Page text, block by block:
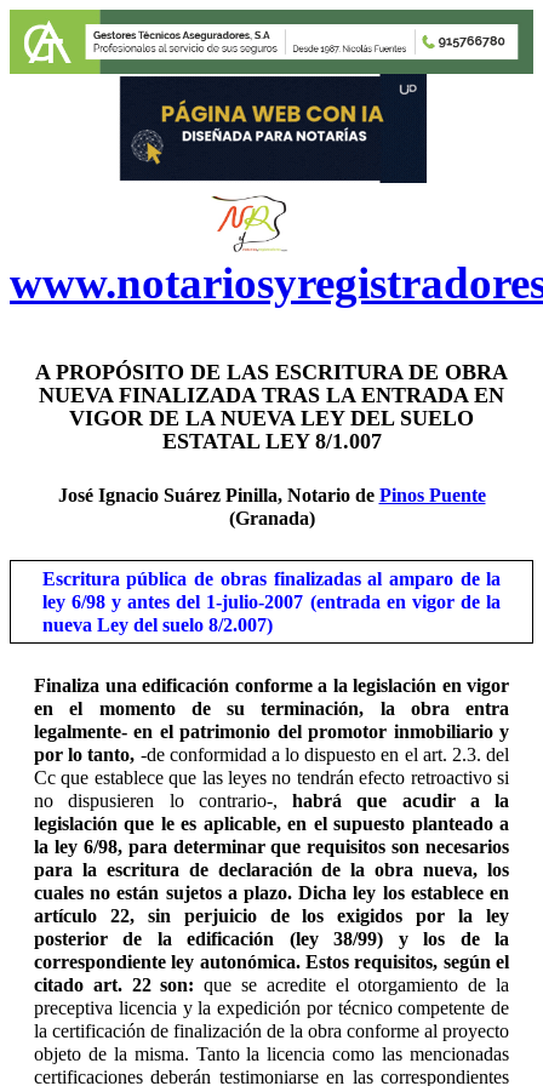
A PROPÓSITO DE LAS ESCRITURA DE OBRA
NUEVA FINALIZADA TRAS LA ENTRADA EN
VIGOR DE LA NUEVA LEY DEL SUELO
ESTATAL LEY 8/1.007
José Ignacio Suárez Pinilla, Notario de Pinos Puente
(Granada)
Escritura pública de obras finalizadas al amparo de la
ley 6/98 y antes del 1-julio-2007 (entrada en vigor de la
nueva Ley del suelo 8/2.007)
Finaliza una edificación conforme a la legislación en vigor
en el momento de su terminación, la obra entra
legalmente- en el patrimonio del promotor inmobiliario y
por lo tanto, -de conformidad a lo dispuesto en el art. 2.3. del
Cc que establece que las leyes no tendrán efecto retroactivo si
no dispusieren lo contrario-, habrá que acudir a la
legislación que le es aplicable, en el supuesto planteado a
la ley 6/98, para determinar que requisitos son necesarios
para la escritura de declaración de la obra nueva, los
cuales no están sujetos a plazo. Dicha ley los establece en
artículo 22, sin perjuicio de los exigidos por la ley
posterior de la edificación (ley 38/99) y los de la
correspondiente ley autonómica. Estos requisitos, según el
citado art. 22 son: que se acredite el otorgamiento de la
preceptiva licencia y la expedición por técnico competente de
la certificación de finalización de la obra conforme al proyecto
objeto de la misma. Tanto la licencia como las mencionadas
certificaciones deberán testimoniarse en las correspondientes